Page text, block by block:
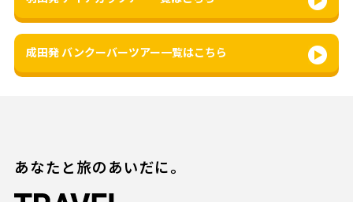
成田発 バンクーバーツアー一覧はこちら
あなたと旅のあいだに。